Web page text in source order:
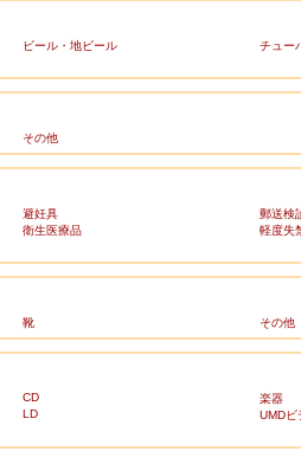
ビール・地ビール
チュー
その他
避妊具
郵送検
衛生医療品
軽度失
靴 その他
CD
楽器
LD
UMD